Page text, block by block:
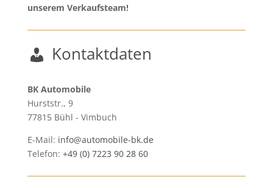
unserem Verkaufsteam!
Kontaktdaten
BK Automobile
Hurststr., 9
77815 Bühl - Vimbuch
E-Mail: info@automobile-bk.de
Telefon: +49 (0) 7223 90 28 60